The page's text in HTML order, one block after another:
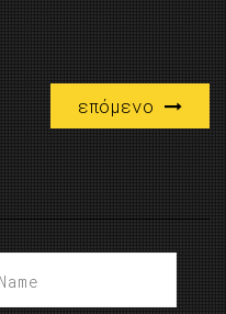
επόμενο